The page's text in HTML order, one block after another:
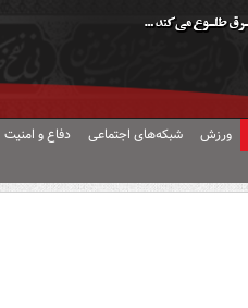
ورزش شبکه‌های اجتماعی دفاع و امنیت